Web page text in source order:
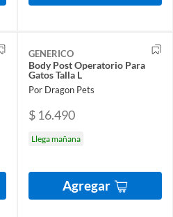
GENERICO
Body Post Operatorio Para
Gatos Talla L
Por Dragon Pets
$ 16.490
Llega mañana
Agregar